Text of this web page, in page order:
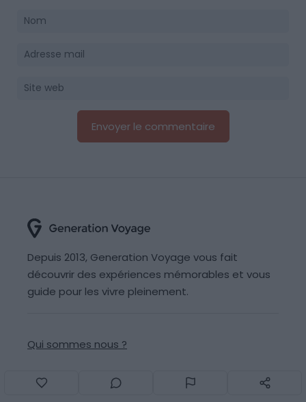
Depuis 2013, Generation Voyage vous fait
découvrir des expériences mémorables et vous
guide pour les vivre pleinement.
Qui sommes nous ?